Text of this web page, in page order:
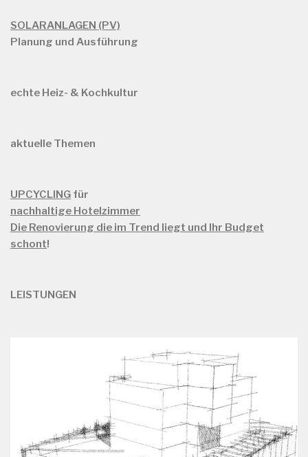
SOLARANLAGEN (PV)
Planung und Ausführung
echte Heiz- & Kochkultur
aktuelle Themen
UPCYCLING für
nachhaltige Hotelzimmer
Die Renovierung die im Trend liegt und Ihr Budget
schont!
LEISTUNGEN